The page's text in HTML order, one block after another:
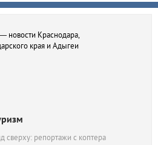
новости Краснодара,
края и Адыгеи
сверху: репортажи с коптера